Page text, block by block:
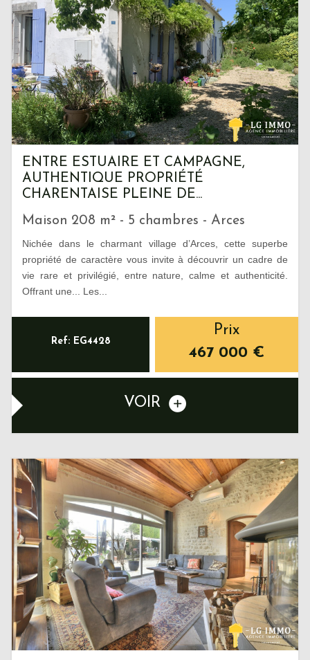
ENTRE ESTUAIRE ET CAMPAGNE,
AUTHENTIQUE PROPRIÉTÉ
CHARENTAISE PLEINE DE...
Maison 208 m² - 5 chambres - Arces
Nichée dans le charmant village d’Arces, cette superbe
propriété de caractère vous invite à découvrir un cadre de
vie rare et privilégié, entre nature, calme et authenticité.
Offrant une... Les...
Ref: EG4428
Prix
467 000 €
VOIR